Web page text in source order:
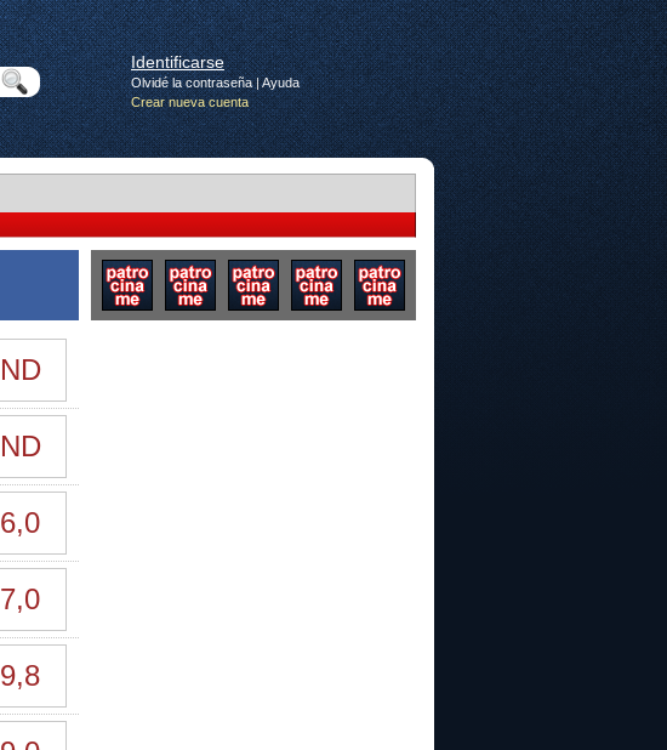
Identificarse
Olvidé la contraseña|Ayuda
Crear nueva cuenta
ND
ND
6,0
7,0
9,8